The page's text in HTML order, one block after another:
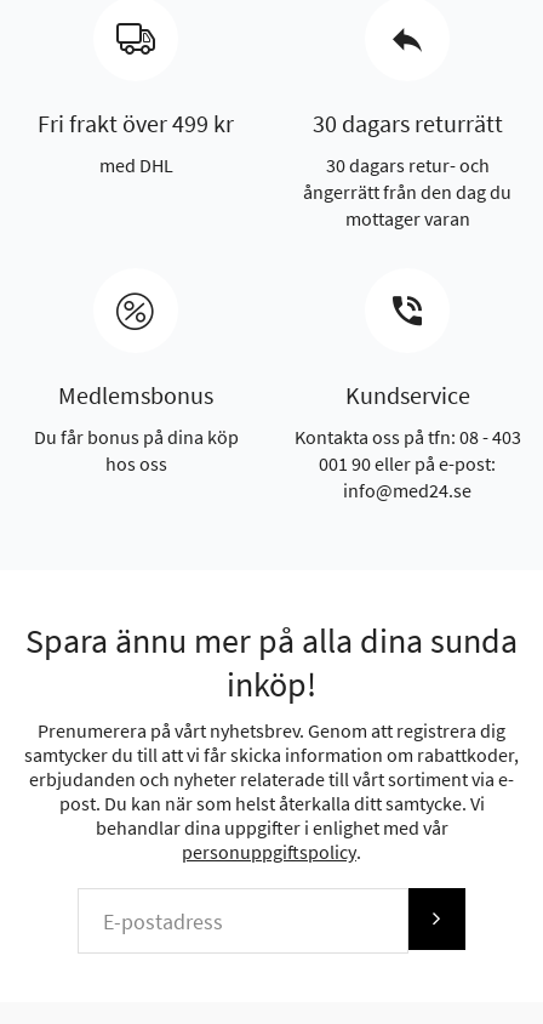
Fri frakt över 499 kr
med DHL
30 dagars returrätt
30 dagars retur- och
ångerrätt från den dag du
mottager varan
Medlemsbonus
Du får bonus på dina köp
hos oss
Kundservice
Kontakta oss på tfn: 08 - 403
001 90 eller på e-post:
info@med24.se
Spara ännu mer på alla dina sunda
inköp!
Prenumerera på vårt nyhetsbrev. Genom att registrera dig
samtycker du till att vi får skicka information om rabattkoder,
erbjudanden och nyheter relaterade till vårt sortiment via e-
post. Du kan när som helst återkalla ditt samtycke. Vi
behandlar dina uppgifter i enlighet med vår
personuppgiftspolicy.